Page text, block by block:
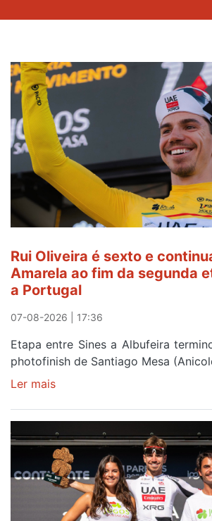
Rui Oliveira é sexto e
Amarela ao fim da segunda
a Portugal
07-08-2026 | 17:36
Etapa entre Sines a Albufeira
photofinish de Santiago Mesa
Ler mais
Oliveira
é
sexto
e
continua